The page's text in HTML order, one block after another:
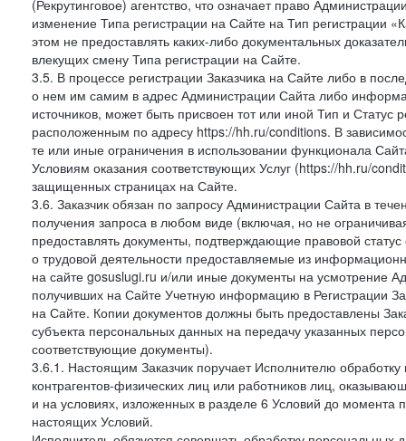
(Рекрутинговое) агентство, что означает право
изменение Типа регистрации на Сайте на Тип регистрации
этом не предоставлять каких-либо документальных
влекущих смену Типа регистрации на Сайте.
3.5. В процессе регистрации Заказчика на Сайте либо в
о нем им самим в адрес Администрации Сайта либо
источников, может быть присвоен тот или иной Тип и
расположенным по адресу https://hh.ru/conditions. В
те или иные ограничения в использовании функционала
Условиям оказания соответствующих Услуг (https://hh.ru/
защищенных страницах на Сайте.
3.6. Заказчик обязан по запросу Администрации Сайта в
получения запроса в любом виде (включая, но не
предоставлять документы, подтверждающие правовой
о трудовой деятельности предоставляемые из
на сайте gosuslugi.ru и/или иные документы на усмотрение
получивших на Сайте Учетную информацию в Регистрации
на Сайте. Копии документов должны быть предоставлены
субъекта персональных данных на передачу указанных
соответствующие документы).
3.6.1. Настоящим Заказчик поручает Исполнителю
контрагентов-физических лиц или работников лиц,
и на условиях, изложенных в разделе 6 Условий до момента
настоящих Условий.